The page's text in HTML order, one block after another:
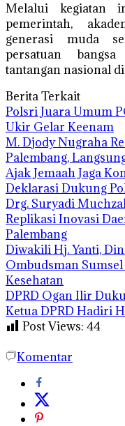
Melalui kegiatan
pemerintah,
generasi muda
persatuan
tantangan nasional
Berita Terkait
Polsri Juara Umum
Ukir Gelar Keenam
M. Djody Nugraha
Palembang,
Ajak Jemaah Jaga
Deklarasi Dukung
Drg. Suryadi
Replikasi Inovasi
Palembang
Diwakili Hj. Yanti,
Ombudsman
Kesehatan
DPRD Ogan Ilir
Ketua DPRD Hadiri
Post Views: 44
Komentar